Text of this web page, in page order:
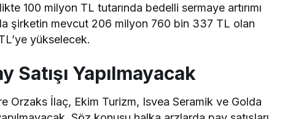
100 milyon TL tutarında bedelli sermaye artırımı
şirketin mevcut 206 milyon 760 bin 337 TL olan
yükselecek.
Satışı Yapılmayacak
Orzaks İlaç, Ekim Turizm, Isvea Seramik ve Golda